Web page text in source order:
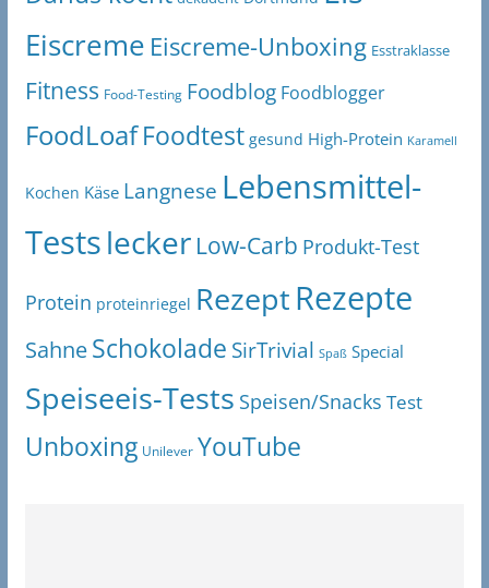
Eiscreme Eiscreme-Unboxing Esstraklasse
Fitness Food-Testing Foodblog Foodblogger
FoodLoaf Foodtest gesund High-Protein Karamell
Kochen Käse Langnese Lebensmittel-
Testslecker Low-Carb Produkt-Test
Protein proteinriegel RezeptRezepte
SahneSchokolade SirTrivial Spaß Special
Speiseeis-Tests Speisen/Snacks Test
Unboxing Unilever YouTube